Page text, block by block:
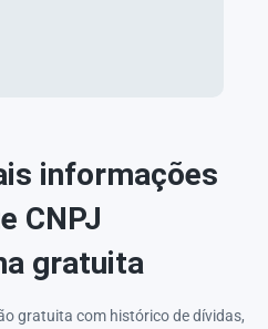
informações
CNPJ
gratuita
gratuita com histórico de dívidas,